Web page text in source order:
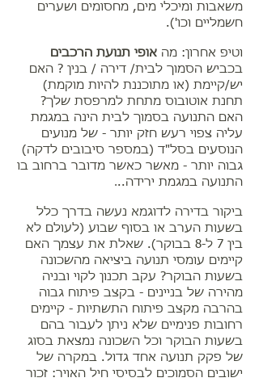
משאבות ומיכלי מים, מחסומים ושערים
חשמליים וכו').
וטיפ אחרון: מה אופי תנועת הרכבים
בכביש הסמוך לבית/ דירה / בנין ? האם
יש/קיימת (או מתוכננת להיות מוקמת)
תחנת אוטובוס מתחת למרפסת שלך?
האם התנועה בסמוך לבית הינה במגמת
עליה צפוי רעש חזק יותר - של מנועים
הנוסעים בסל"ד (במספר סיבובים לדקה)
גבוה יותר - מאשר כאשר מדובר ברחוב בו
התנועה במגמת ירידה...
ביקור בדירה לדוגמא נעשה בדרך כלל
בשעות הערב או בסוף שבוע (לעולם לא
בין 7 ל-8 בבוקר). שאלת את עצמך האם
קיימים עומסי תנועה ביציאה מהשכונה
בשעות הבוקר? עקב תכנון לקוי ובניה
מהירה של בניינים - בקצב פיתוח גבוה
בהרבה מקצב פיתוח התשתיות - קיימים
רחובות פנימיים שלא ניתן לעבור בהם
בשעות הבוקר וכל השכונה נמצאת בסוג
של פקק תנועה אחד גדול. במקרה של
ישובים הסמוכים לבסיסי חיל האויר: זכור